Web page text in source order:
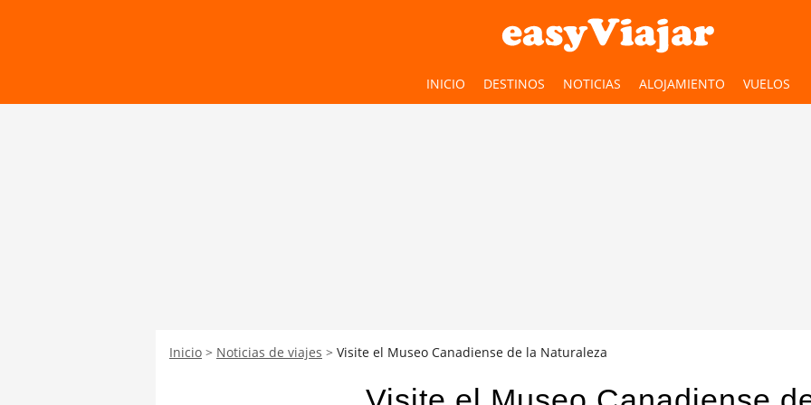
INICIO DESTINOS NOTICIAS ALOJAMIENTO VUELOS
Inicio Noticias de viajes Visite el Museo Canadiense de la Naturaleza